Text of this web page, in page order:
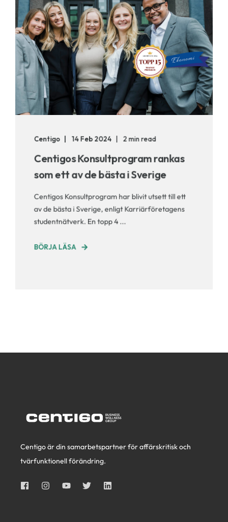
Centigo 14 Feb 2024 2 min read
Centigos Konsultprogram rankas
som ett av de bästa i Sverige
Centigos Konsultprogram har blivit utsett till ett
av de bästa i Sverige, enligt Karriärföretagens
studentnätverk. En topp 4 ...
BÖRJA LÄSA
Centigo är din samarbetspartner för affärskritisk och
tvärfunktionell förändring.